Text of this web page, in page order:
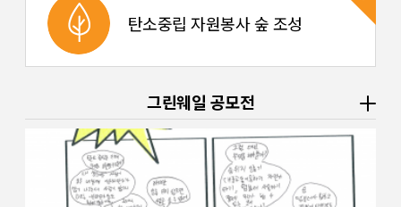
탄소중립 자원봉사 숲 조성
그린웨일 공모전